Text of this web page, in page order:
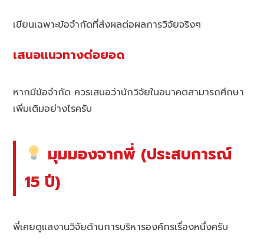
เขียนเฉพาะข้อจำกัดที่ส่งผลต่อผลการวิจัยจริงๆ
เสนอแนวทางต่อยอด
หากมีข้อจำกัด ควรเสนอว่านักวิจัยในอนาคตสามารถศึกษา
เพิ่มเติมอย่างไรครับ
มุมมองจากพี่ (ประสบการณ์
15 ปี)
พี่เคยดูแลงานวิจัยด้านการบริหารองค์กรเรื่องหนึ่งครับ